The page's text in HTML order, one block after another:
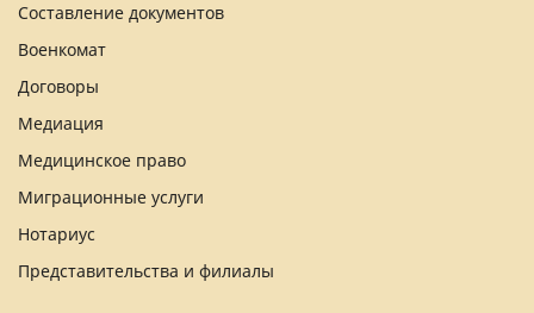
Составление документов
Военкомат
Договоры
Медиация
Медицинское право
Миграционные услуги
Нотариус
Представительства и филиалы